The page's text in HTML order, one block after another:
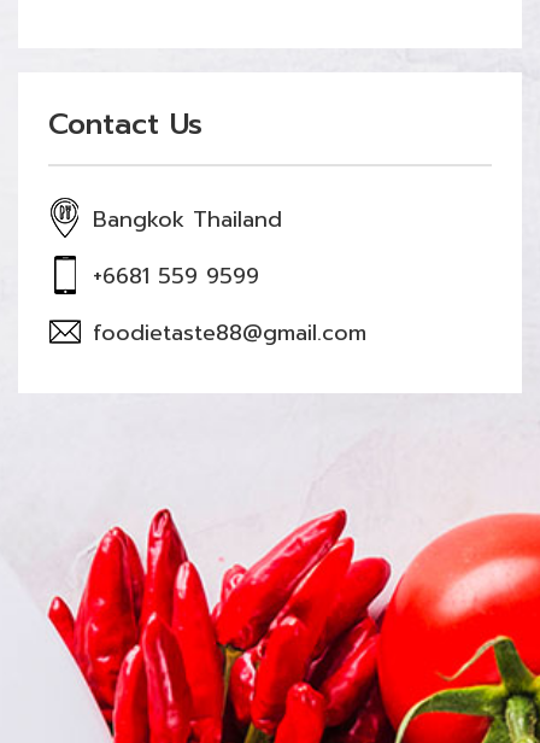
Contact Us
Bangkok Thailand
+6681 559 9599
foodietaste88@gmail.com